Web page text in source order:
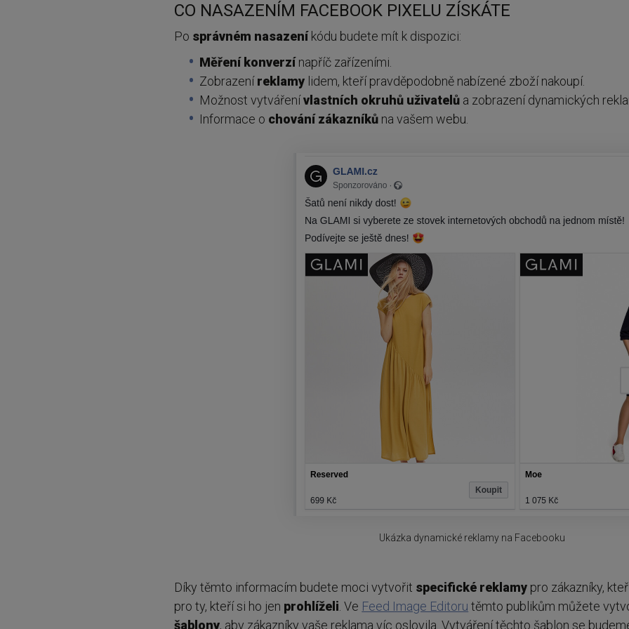
CO NASAZENÍM FACEBOOK PIXELU ZÍSKÁTE
Po správném nasazeníkódu budete mít k dispozici:
Měření konverzínapříč zařízeními.
Zobrazeníreklamy lidem, kteří pravděpodobně nabízené zboží nakoupí.
Možnost vytvářenívlastních okruhů uživatelů a zobrazení dynamických
Informace o chování zákazníků na vašem webu.
Ukázka dynamické reklamy na Facebooku
Díky těmto informacím budete moci vytvořit specifické reklamy pro zákazníky,
pro ty, kteří si ho jen prohlíželi . Ve Feed Image Editoru těmto publikům můžete
šablony, aby zákazníky vaše reklama víc oslovila. Vytváření těchto šablon se